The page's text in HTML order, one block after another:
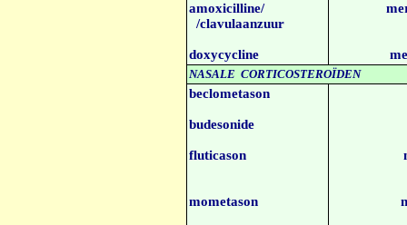
amoxicilline/
/clavulaanzuur
doxycycline
NASALE CORTICOSTEROÏDEN
beclometason
budesonide
fluticason
mometason